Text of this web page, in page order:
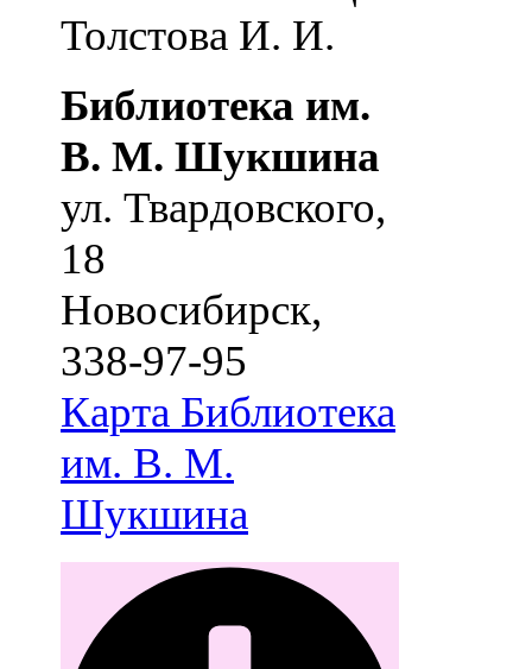
Толстова И. И.
Библиотека им.
В. М. Шукшина
ул. Твардовского,
18
Новосибирск,
338-97-95
Карта Библиотека
им. В. М.
Шукшина